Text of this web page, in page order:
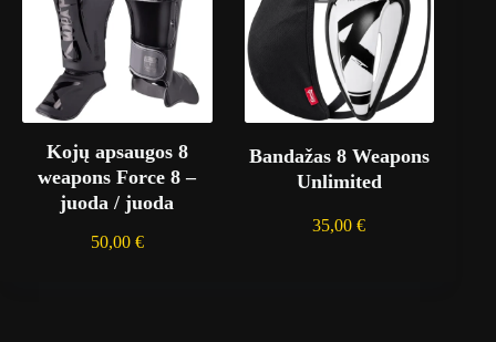
Kojų apsaugos 8
weapons Force 8 –
juoda / juoda
50,00 €
Bandažas 8 Weapons
Unlimited
35,00€